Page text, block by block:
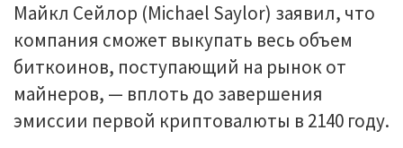
Майкл Сейлор (Michael Saylor) заявил, что
компания сможет выкупать весь объем
биткоинов, поступающий на рынок от
майнеров, — вплоть до завершения
эмиссии первой криптовалюты в 2140 году.